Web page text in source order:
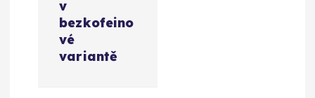
v
bezkofeino
vé
variantě